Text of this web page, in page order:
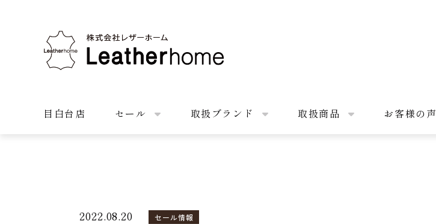
株式会社レザーホーム
目白台店 セール 取扱ブランド 取扱商品 お客様の声
2022.08.20 セール情報